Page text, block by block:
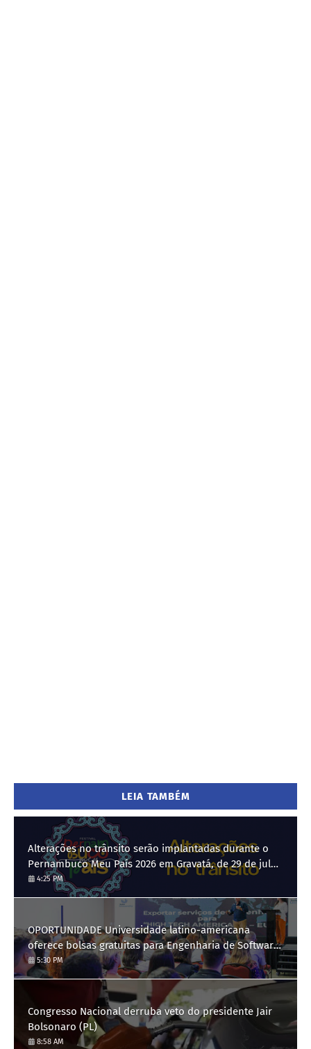
LEIA TAMBÉM
Alterações no trânsito serão implantadas durante o
Pernambuco Meu País 2026 em Gravatá, de 29 de julho
a 3 de agosto
4:25 PM
OPORTUNIDADE Universidade latino-americana
oferece bolsas gratuitas para Engenharia de Software;
saiba como se candidatar
5:30 PM
Congresso Nacional derruba veto do presidente Jair
Bolsonaro (PL)
8:58 AM